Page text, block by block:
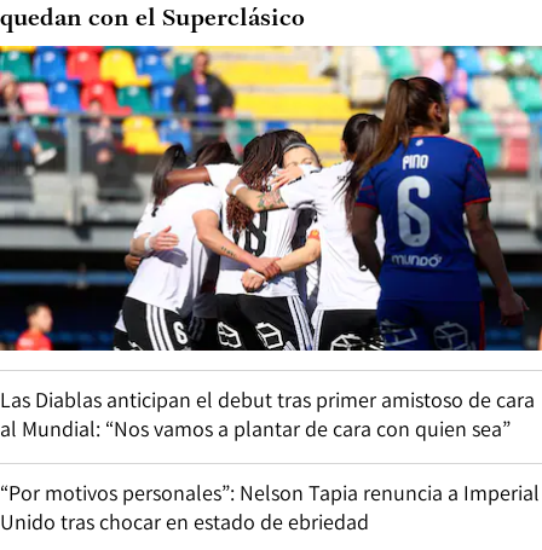
quedan con el Superclásico
Las Diablas anticipan el debut tras primer amistoso de cara
al Mundial: “Nos vamos a plantar de cara con quien sea”
“Por motivos personales”: Nelson Tapia renuncia a Imperial
Unido tras chocar en estado de ebriedad